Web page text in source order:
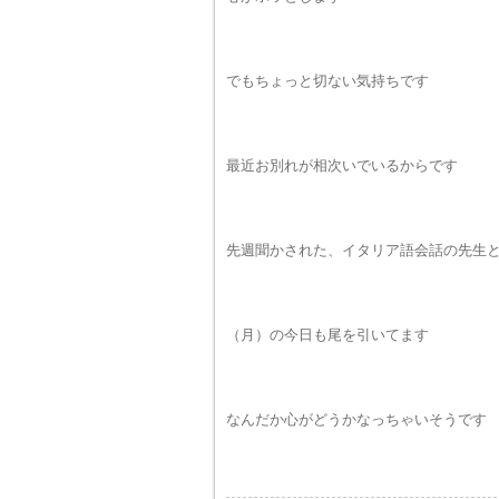
でもちょっと切ない気持ちです
最近お別れが相次いでいるからです
先週聞かされた、イタリア語会話の先生
（月）の今日も尾を引いてます
なんだか心がどうかなっちゃいそうです